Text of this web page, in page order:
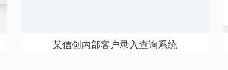
某信创内部客户录入查询系统